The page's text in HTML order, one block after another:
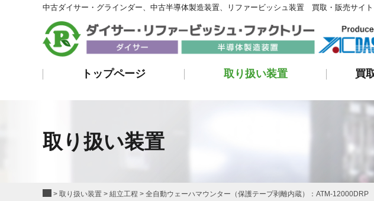
中古ダイサー・グラインダー、中古半導体製造装置、リファービッシュ装置 買取・販売サイト
トップページ 取り扱い装置 買
取り扱い装置
> 取り扱い装置 > 組立工程 > 全自動ウェーハマウンター（保護テープ剥離内蔵）：ATM-12000DRP